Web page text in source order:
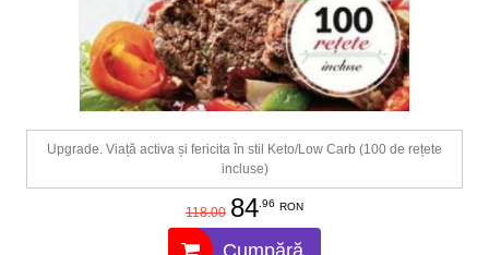
Upgrade. Viață activa și fericita în stil Keto/Low Carb (100 de rețete
incluse)
118.00 84.96 RON